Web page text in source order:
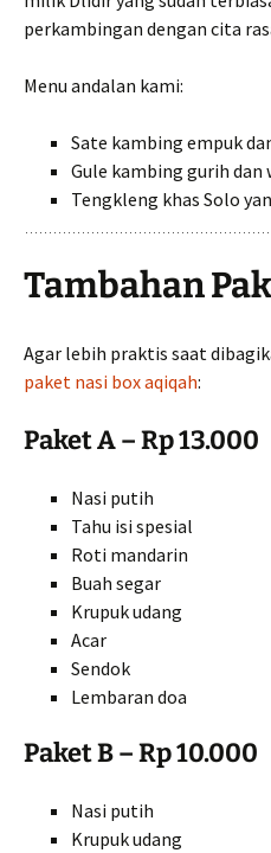
perkambingan dengan cita
Menu andalan kami:
Sate kambing empuk
Gule kambing gurih dan
Tengkleng khas Solo
Tambahan
Agar lebih praktis saat
paket nasi box aqiqah:
Paket A – Rp 13.000
Nasi putih
Tahu isi spesial
Roti mandarin
Buah segar
Krupuk udang
Acar
Sendok
Lembaran doa
Paket B – Rp 10.000
Nasi putih
Krupuk udang